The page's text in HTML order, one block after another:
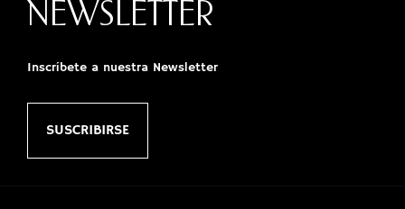
NEWSLETTER
Inscríbete a nuestra Newsletter
SUSCRIBIRSE